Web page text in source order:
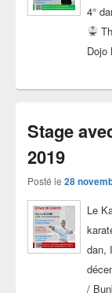
4°
Dojo
Stage
2019
Posté le 28
Le
dan,
/